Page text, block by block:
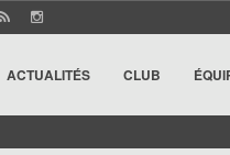
ACTUALITÉS CLUB